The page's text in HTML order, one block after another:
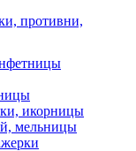
противни,
икорницы
мельницы